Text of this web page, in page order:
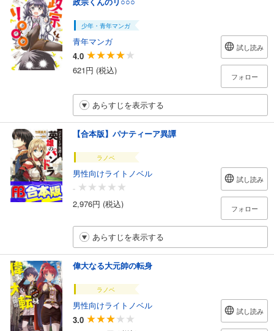
少年・青年マンガ
青年マンガ
4.0
621円 (税込)
試し読み
フォロー
あらすじを表示する
【合本版】パナティーア異譚
ラノベ
男性向けライトノベル
-
2,976円 (税込)
試し読み
フォロー
あらすじを表示する
偉大なる大元帥の転身
ラノベ
男性向けライトノベル
3.0
試し読み